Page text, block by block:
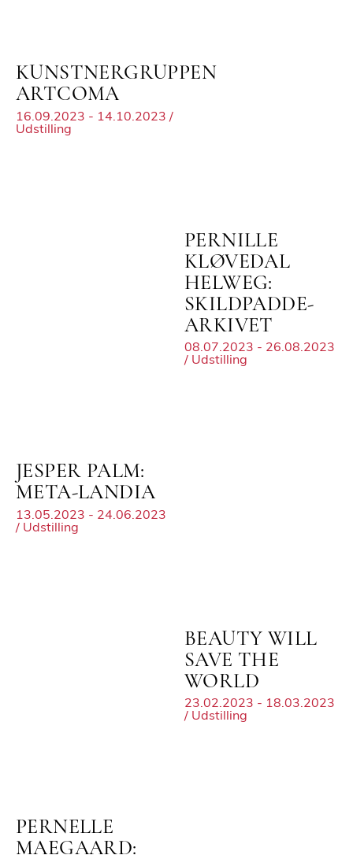
KUNSTNERGRUPPEN
ARTCOMA
16.09.2023 - 14.10.2023 /
Udstilling
PERNILLE
KLØVEDAL
HELWEG:
SKILDPADDE-
ARKIVET
08.07.2023 - 26.08.2023
/ Udstilling
JESPER PALM:
META-LANDIA
13.05.2023 - 24.06.2023
/ Udstilling
BEAUTY WILL
SAVE THE
WORLD
23.02.2023 - 18.03.2023
/ Udstilling
PERNELLE
MAEGAARD: